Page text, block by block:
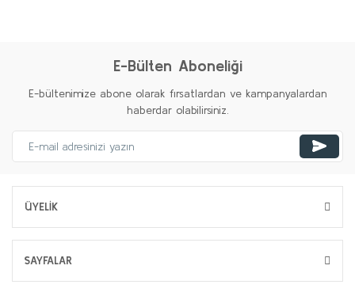
E-Bülten Aboneliği
E-bültenimize abone olarak fırsatlardan ve kampanyalardan
haberdar olabilirsiniz.
ÜYELİK
SAYFALAR